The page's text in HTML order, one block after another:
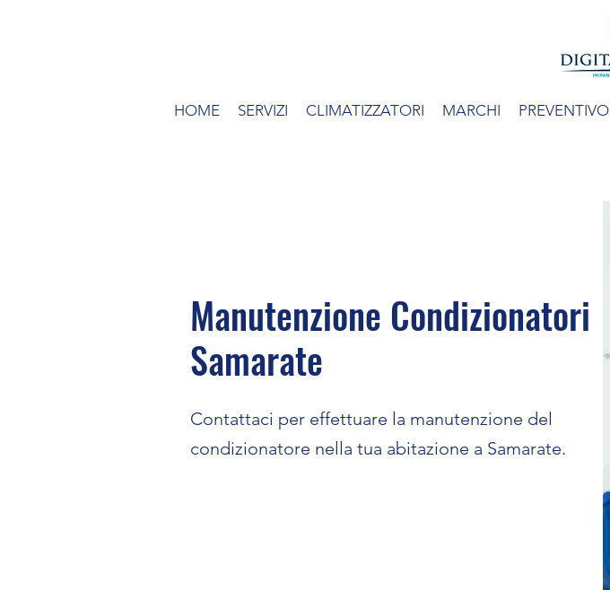
HOME SERVIZI CLIMATIZZATORI MARCHI PREVENTIVO
Manutenzione Condizionatori
Samarate
Contattaci per effettuare la manutenzione del
condizionatore nella tua abitazione a Samarate.